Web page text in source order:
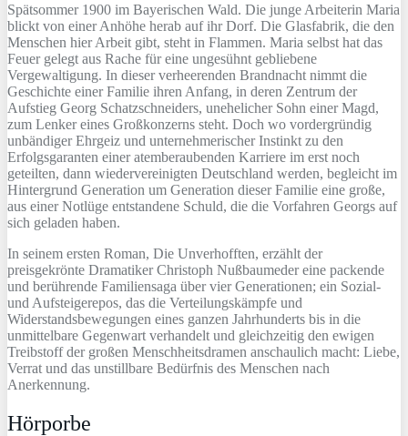
Spätsommer 1900 im Bayerischen Wald. Die junge Arbeiterin Maria
blickt von einer Anhöhe herab auf ihr Dorf. Die Glasfabrik, die den
Menschen hier Arbeit gibt, steht in Flammen. Maria selbst hat das
Feuer gelegt aus Rache für eine ungesühnt gebliebene
Vergewaltigung. In dieser verheerenden Brandnacht nimmt die
Geschichte einer Familie ihren Anfang, in deren Zentrum der
Aufstieg Georg Schatzschneiders, unehelicher Sohn einer Magd,
zum Lenker eines Großkonzerns steht. Doch wo vordergründig
unbändiger Ehrgeiz und unternehmerischer Instinkt zu den
Erfolgsgaranten einer atemberaubenden Karriere im erst noch
geteilten, dann wiedervereinigten Deutschland werden, begleicht im
Hintergrund Generation um Generation dieser Familie eine große,
aus einer Notlüge entstandene Schuld, die die Vorfahren Georgs auf
sich geladen haben.
In seinem ersten Roman, Die Unverhofften, erzählt der
preisgekrönte Dramatiker Christoph Nußbaumeder eine packende
und berührende Familiensaga über vier Generationen; ein Sozial-
und Aufsteigerepos, das die Verteilungskämpfe und
Widerstandsbewegungen eines ganzen Jahrhunderts bis in die
unmittelbare Gegenwart verhandelt und gleichzeitig den ewigen
Treibstoff der großen Menschheitsdramen anschaulich macht: Liebe,
Verrat und das unstillbare Bedürfnis des Menschen nach
Anerkennung.
Hörporbe